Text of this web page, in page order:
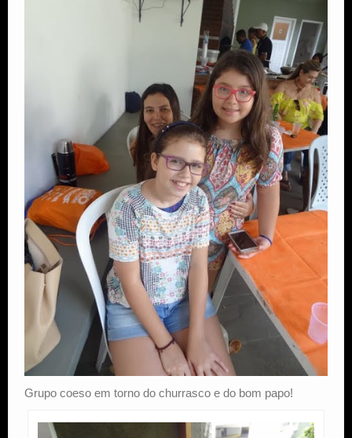
Grupo coeso em torno do churrasco e do bom papo!